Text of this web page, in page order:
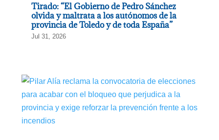
Tirado: “El Gobierno de Pedro Sánchez
olvida y maltrata a los autónomos de la
provincia de Toledo y de toda España”
Jul 31, 2026